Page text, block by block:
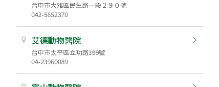
台中市大雅區民生路一段２９０號
042-5652370
艾德動物醫院
台中市太平區立功路399號
04-23960089